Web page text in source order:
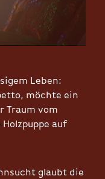
Leben:
möchte ein
Traum vom
auf
glaubt die